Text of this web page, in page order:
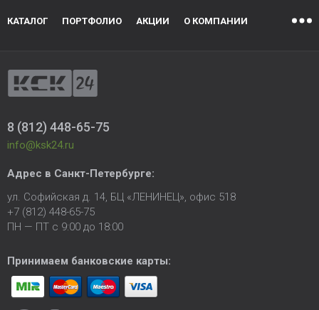
КАТАЛОГ ПОРТФОЛИО АКЦИИ О КОМПАНИИ
8 (812) 448-65-75
info@ksk24.ru
Адрес в Санкт-Петербурге:
ул. Софийская д. 14, БЦ «ЛЕНИНЕЦ», офис 518
+7 (812) 448-65-75
ПН — ПТ с 9:00 до 18:00
Принимаем банковские карты: